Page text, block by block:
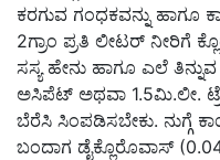
ಕರಗುವ ಗಂಧಕವನ್ನು
2ಗ್ರಾಂ ಪ್ರತಿ ಲೀಟರ್ ನೀರಿಗೆ
ಸಸ್ಯ ಹೇನು ಹಾಗೂ ಎಲೆ
ಅಸಿಪೆಟ್ ಅಥವಾ 1.5ಮಿ.ಲೀ.
ಬೆರೆಸಿ ಸಿಂಪಡಿಸಬೇಕು. ನುಗ್ಗೆ
ಬಂದಾಗ ಡೈಕ್ಲೊರೊವಾಸ್